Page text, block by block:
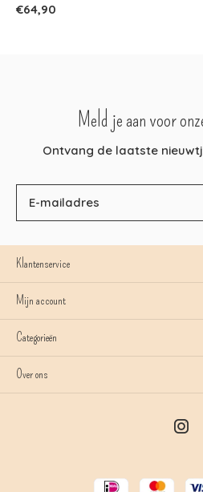
€64,90
Meld je aan voor
Ontvang de laatste
Klantenservice
Mijn account
Categorieën
Over ons